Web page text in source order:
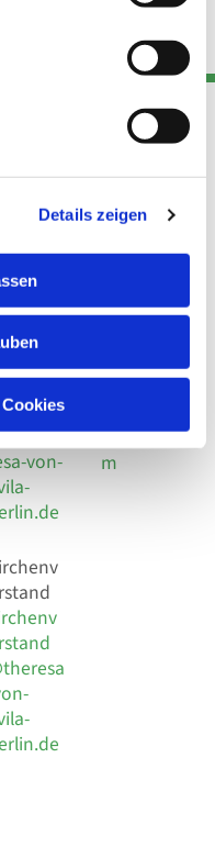
Details zeigen
30
64 28
+49
924 54
von-
Links
Datensch
utz
Social
Impressu
m